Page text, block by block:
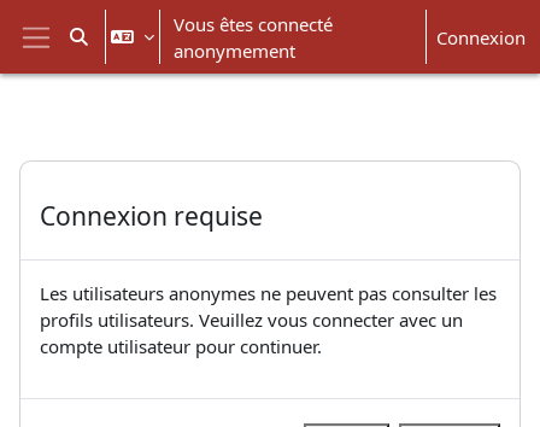
Passer au contenu principal
Panneau latéral
Activer/désactiver la saisie de recherche
Vous êtes connecté
anonymement
Connexion
Connexion requise
Les utilisateurs anonymes ne peuvent pas consulter les
profils utilisateurs. Veuillez vous connecter avec un
compte utilisateur pour continuer.